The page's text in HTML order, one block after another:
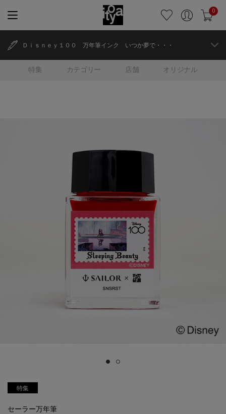
0
特集 カテゴリー 店舗 オリジナル
Ｄｉｓｎｅｙ１００ 万年筆インク いつか夢で・・・
特集
セーラー万年筆